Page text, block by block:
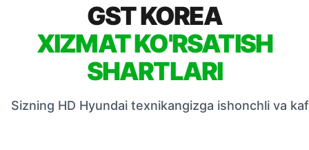
GST KOREA
XIZMAT KO'RSATISH
SHARTLARI
Sizning HD Hyundai texnikangizga ishonchli va